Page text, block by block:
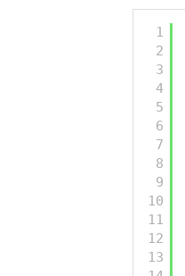
1
2
3
4
5
6
7
8
9
10
11
12
13